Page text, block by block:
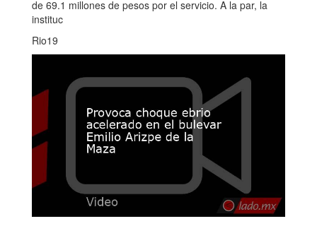
de 69.1 millones de pesos por el servicio. A la par, la
instituc
Rio19